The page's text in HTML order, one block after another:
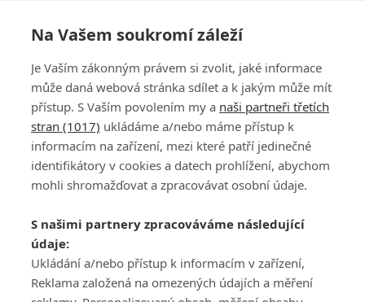
PŘIHLÁSIT
REGISTROVAT
DISKUZE
Šéfredaktorkou webu jePetr Slavík, e-mailserialy@fandimefilmu.cz
Máte-li zájem o inzerci na našem webu napište nám na e-mail
studio@koncal.com
Ochrana osobních údajů|Zásady používání cookies |Pravidla webu
Na Vašem soukromí záleží
Je Vaším zákonným právem si zvolit, jaké informace
může daná webová stránka sdílet a k jakým může mít
přístup. S Vaším povolením my a naši partneři třetích
stran (1017) ukládáme a/nebo máme přístup k
informacím na zařízení, mezi které patří jedinečné
identifikátory v cookies a datech prohlížení, abychom
mohli shromažďovat a zpracovávat osobní údaje.
S našimi partnery zpracováváme následující
údaje:
Ukládání a/nebo přístup k informacím v zařízení,
Reklama založená na omezených údajích a měření